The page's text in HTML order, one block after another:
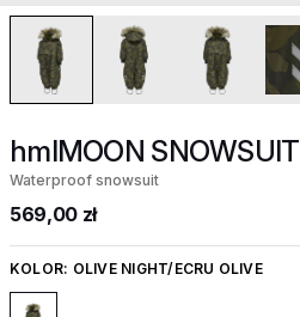
hmlMOON SNOWSUIT
Waterproof snowsuit
569,00 zł
KOLOR: OLIVE NIGHT/ECRU OLIVE